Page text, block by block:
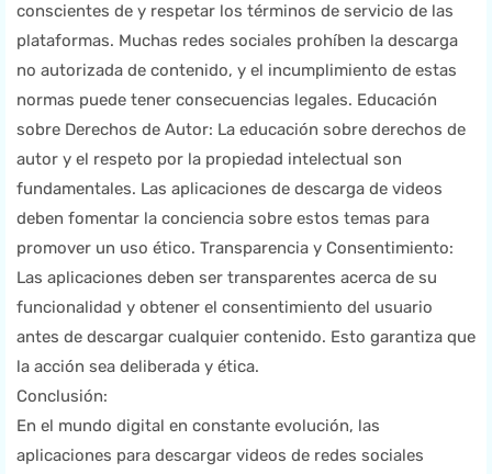
conscientes de y respetar los términos de servicio de las
plataformas. Muchas redes sociales prohíben la descarga
no autorizada de contenido, y el incumplimiento de estas
normas puede tener consecuencias legales. Educación
sobre Derechos de Autor: La educación sobre derechos de
autor y el respeto por la propiedad intelectual son
fundamentales. Las aplicaciones de descarga de videos
deben fomentar la conciencia sobre estos temas para
promover un uso ético. Transparencia y Consentimiento:
Las aplicaciones deben ser transparentes acerca de su
funcionalidad y obtener el consentimiento del usuario
antes de descargar cualquier contenido. Esto garantiza que
la acción sea deliberada y ética.
Conclusión:
En el mundo digital en constante evolución, las
aplicaciones para descargar videos de redes sociales